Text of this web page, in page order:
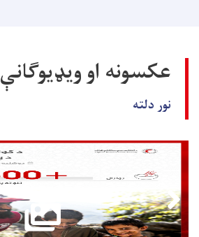
عکسونه او ویډیوګانې
نور دلته